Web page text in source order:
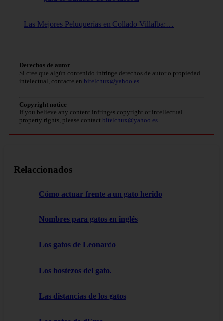
Las Mejores Peluquerías en Collado Villalba:…
Derechos de autor
Si cree que algún contenido infringe derechos de autor o propiedad
intelectual, contacte en bitelchux@yahoo.es.
Copyright notice
If you believe any content infringes copyright or intellectual
property rights, please contact bitelchux@yahoo.es.
Relaccionados
Cómo actuar frente a un gato herido
Nombres para gatos en inglés
Los gatos de Leonardo
Los bostezos del gato.
Las distancias de los gatos